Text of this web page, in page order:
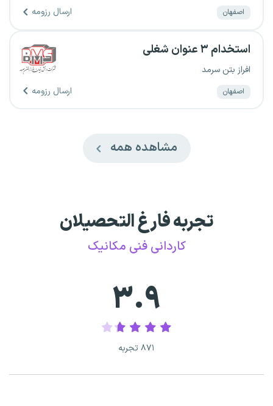
اصفهان ارسال رزومه
استخدام ۳ عنوان شغلی
افراز بتن سرمد
اصفهان ارسال رزومه
مشاهده همه
تجربه فارغ التحصیلان
کاردانی فنی مکانیک
۳.۹
۸۷۱ تجربه